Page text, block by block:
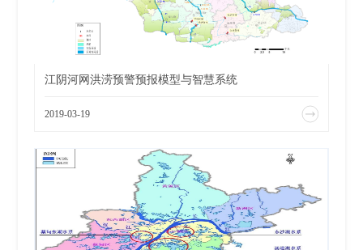
江阴河网洪涝预警预报模型与智慧系统
2019-03-19